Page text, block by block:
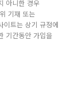
아니한 경우
기재 또는
이트는 상기 규정에
기간동안 가입을